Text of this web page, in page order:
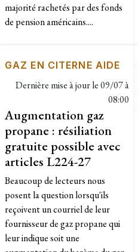
majorité rachetés par des fonds
de pension américains....
GAZ EN CITERNE AIDE
Dernière mise à jour le09/07 à
08:00
Augmentation gaz
propane : résiliation
gratuite possible avec
articles L224-27
Beaucoup de lecteurs nous
posent la question lorsqu'ils
reçoivent un courriel de leur
fournisseur de gaz propane qui
leur indique soit une